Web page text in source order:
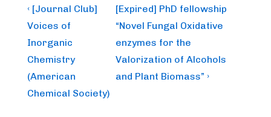
Post
navigation
Previous
Post
is
‹ [Journal Club]
Voices of
Inorganic
Chemistry
(American
Chemical Society)
Next
Post
is
[Expired] PhD fellowship
“Novel Fungal Oxidative
enzymes for the
Valorization of Alcohols
and Plant Biomass” ›